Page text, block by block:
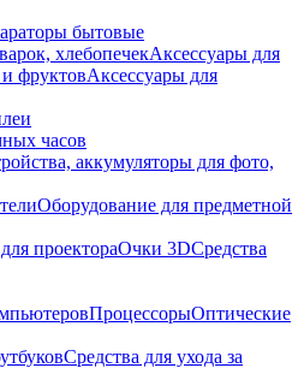
бытовые
хлебопечекАксессуары для
фруктовАксессуары для
часов
аккумуляторы для фото,
Оборудование для предметной
проектораОчки 3DСредства
ПроцессорыОптические
Средства для ухода за